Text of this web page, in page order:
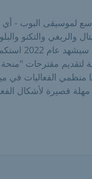
لموسيقى البوب - أي
والريغي والتكنو
وجميع أنواعها الفرعية بجميع أنواعها.
لتقديم مقترحات "منحة
الفعاليات في
قصيرة لأشكال